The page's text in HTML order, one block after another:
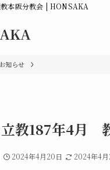
本阪分教会 | HONSAKA
お知らせ
立教187年4月
2024年4月20日 2024年4